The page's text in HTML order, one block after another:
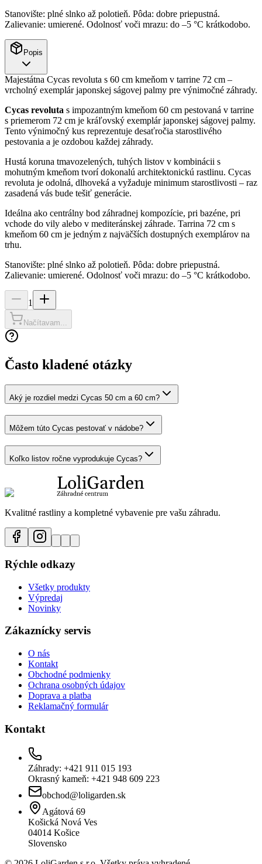
Stanovište: plné slnko až polotieň. Pôda: dobre priepustná.
Zalievanie: umierené. Odolnosť voči mrazu: do –5 °C krátkodobo.
Popis
Majestátna Cycas revoluta s 60 cm kmeňom v tarrine 72 cm –
vrcholný exemplár japonskej ságovej palmy pre výnimočné záhrady.
Cycas revoluta s impozantným kmeňom 60 cm pestovaná v tarrine
s priemerom 72 cm je kráľovský exemplár japonskej ságovej palmy.
Tento výnimočný kus reprezentuje desaťročia starostlivého
pestovania a je ozdobou každej záhrady.
Hustá koruna tmavozelených, tuhých listov v kombinácii s
mohutným kmeňom tvorí dokonalú architektonickú rastlinu. Cycas
revoluta je odolná, dlhoveká a vyžaduje minimum starostlivosti – raz
zasadená vás bude tešiť generácie.
Ideálna ako centrálny bod záhradnej kompozície, pri bazéne, pri
vchode do vily alebo v mediteránskej záhrade. Tarrina 72 cm s
kmeňom 60 cm je jedným z najväčších dostupných exemplárov na
trhu.
Stanovište: plné slnko až polotieň. Pôda: dobre priepustná.
Zalievanie: umierené. Odolnosť voči mrazu: do –5 °C krátkodobo.
1
Načítavam...
Často kladené otázky
Aký je rozdiel medzi Cycas 50 cm a 60 cm?
Môžem túto Cycas pestovať v nádobe?
Koľko listov ročne vyprodukuje Cycas?
Kvalitné rastliny a kompletné vybavenie pre vašu záhradu.
Rýchle odkazy
Všetky produkty
Výpredaj
Novinky
Zákaznícky servis
O nás
Kontakt
Obchodné podmienky
Ochrana osobných údajov
Doprava a platba
Reklamačný formulár
Kontakt
Záhrady: +421 911 015 193
Okrasný kameň: +421 948 609 223
obchod@loligarden.sk
Agátová 69
Košická Nová Ves
04014 Košice
Slovensko